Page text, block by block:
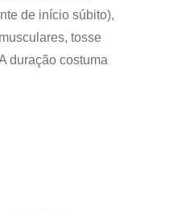
de início súbito),
tosse
duração costuma